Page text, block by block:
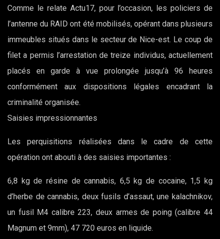
Comme le relate Actu17, pour l’occasion, les policiers de
l’antenne du RAID ont été mobilisés, opérant dans plusieurs
immeubles situés dans le secteur de Nice-est. Le coup de
filet a permis l’arrestation de treize individus, actuellement
placés en garde à vue prolongée jusqu’à 96 heures
conformément aux dispositions légales encadrant la
criminalité organisée.
Saisies impressionnantes
Les perquisitions réalisées dans le cadre de cette
opération ont abouti à des saisies importantes :
6,8 kg de résine de cannabis, 6,5 kg de cocaine, 1,5 kg
d’herbe de cannabis, deux fusils d’assaut, une kalachnikov,
un fusil M4 calibre 223, deux armes de poing (calibre 44
Magnum et 9mm), 47 720 euros en liquide.